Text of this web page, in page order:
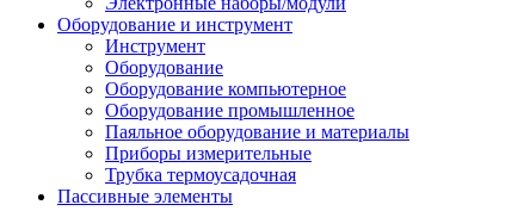
Оборудование и инструмент
Инструмент
Оборудование
Оборудование компьютерное
Оборудование промышленное
Паяльное оборудование и материалы
Приборы измерительные
Трубка термоусадочная
Пассивные элементы